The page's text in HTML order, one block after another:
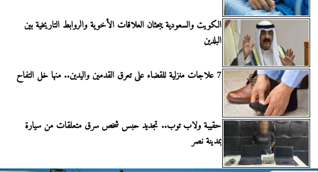
الكويت والسعودية يبحثان العلاقات الأخوية والروابط التاريخية بين
البلدين
7 علاجات منزلية للقضاء على تعرق القدمين واليدين.. منها خل التفاح
حقيبة ولاب توب.. تجديد حبس شخص سرق متعلقات من سيارة
بمدينة نصر